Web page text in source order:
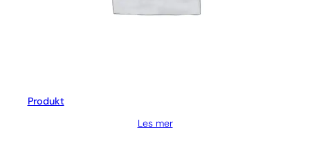
Produkt
Les mer